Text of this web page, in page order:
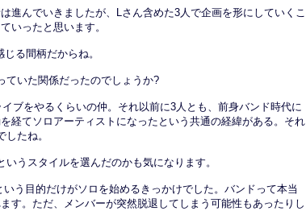
進んでいきましたが、Lさん含めた3人で企画を形にしていくこ
いったと思います。
る間柄だからね。
いた関係だったのでしょうか?
ブをやるくらいの仲。それ以前に3人とも、前身バンド時代に
経てソロアーティストになったという共通の経緯がある。それ
たね。
うスタイルを選んだのかも気になります。
う目的だけがソロを始めるきっかけでした。バンドって本当
す。ただ、メンバーが突然脱退してしまう可能性もあったりし